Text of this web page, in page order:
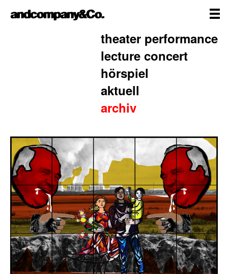
Inhalt
andcompany&Co
theater performance
lecture concert
hörspiel
aktuell
archiv